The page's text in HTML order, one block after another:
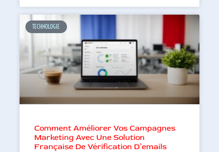
TECHNOLOGIE
Comment Améliorer Vos Campagnes
Marketing Avec Une Solution
Française De Vérification D’emails